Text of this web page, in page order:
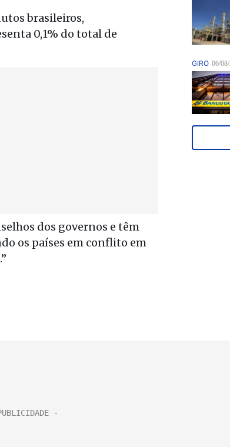
brasileiros,
0,1% do total de
dos governos e têm
os países em conflito em